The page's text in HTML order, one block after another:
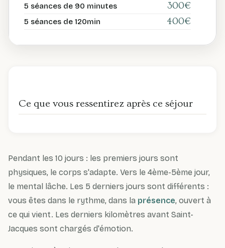
5 séances de 90 minutes 300€
5 séances de 120min 400€
Ce que vous ressentirez après ce séjour
Pendant les 10 jours : les premiers jours sont
physiques, le corps s'adapte. Vers le 4ème-5ème jour,
le mental lâche. Les 5 derniers jours sont différents :
vous êtes dans le rythme, dans la présence, ouvert à
ce qui vient. Les derniers kilomètres avant Saint-
Jacques sont chargés d'émotion.